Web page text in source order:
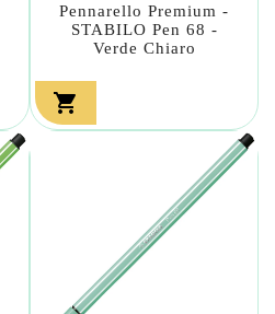
Pennarello Premium -
STABILO Pen 68 -
Verde Chiaro
